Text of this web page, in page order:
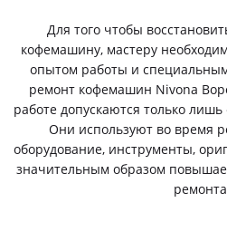
Для того чтобы
кофемашину, мастеру
опытом работы и
ремонт кофемашин Nivona
работе допускаются только
Они используют во время
оборудование, инструменты,
значительным образом